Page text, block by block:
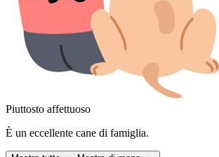
Piuttosto affettuoso
È un eccellente cane di famiglia.